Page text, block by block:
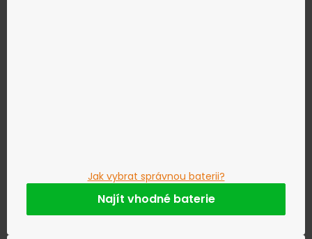
Jak vybrat správnou baterii?
Najít vhodné baterie